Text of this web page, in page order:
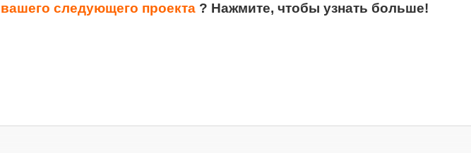
следующего проекта ? Нажмите, чтобы узнать больше!